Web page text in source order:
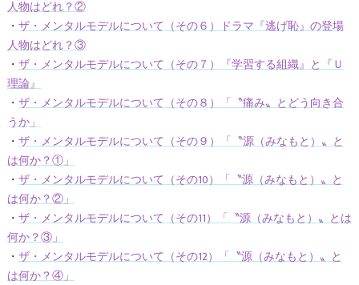
人物はどれ？②
・ ザ・メンタルモデルについて（その６）ドラマ『逃げ恥』の登場
人物はどれ？③
・ ザ・メンタルモデルについて（その７）『学習する組織』と『Ｕ
理論』
・ ザ・メンタルモデルについて（その８）「〝痛み〟とどう向き合
うか」
・ ザ・メンタルモデルについて（その９）「〝源（みなもと）〟と
は何か？①」
・ ザ・メンタルモデルについて（その10）「〝源（みなもと）〟と
は何か？②」
・ ザ・メンタルモデルについて（その11）「〝源（みなもと）〟とは
何か？③」
・ ザ・メンタルモデルについて（その12）「〝源（みなもと）〟と
は何か？④」